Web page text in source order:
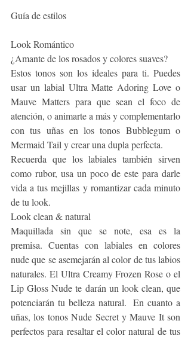
Guía de estilos
Look Romántico
¿Amante de los rosados y colores suaves?
Estos tonos son los ideales para ti. Puedes
usar un labial Ultra Matte Adoring Love o
Mauve Matters para que sean el foco de
atención, o animarte a más y complementarlo
con tus uñas en los tonos Bubblegum o
Mermaid Tail y crear una dupla perfecta.
Recuerda que los labiales también sirven
como rubor, usa un poco de este para darle
vida a tus mejillas y romantizar cada minuto
Look clean & natural
Maquillada sin que se note, esa es la
premisa. Cuentas con labiales en colores
nude que se asemejarán al color de tus labios
naturales. El Ultra Creamy Frozen Rose o el
Lip Gloss Nude te darán un look clean, que
potenciarán tu belleza natural.  En cuanto a
uñas, los tonos Nude Secret y Mauve It son
perfectos para resaltar el color natural de tus